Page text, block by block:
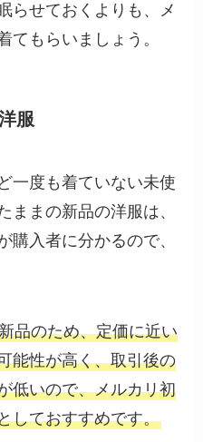
らせておくよりも、メ
てもらいましょう。
服
一度も着ていない未使
ままの新品の洋服は、
購入者に分かるので、
品のため、定価に近い
能性が高く、取引後の
低いので、メルカリ初
しておすすめです。